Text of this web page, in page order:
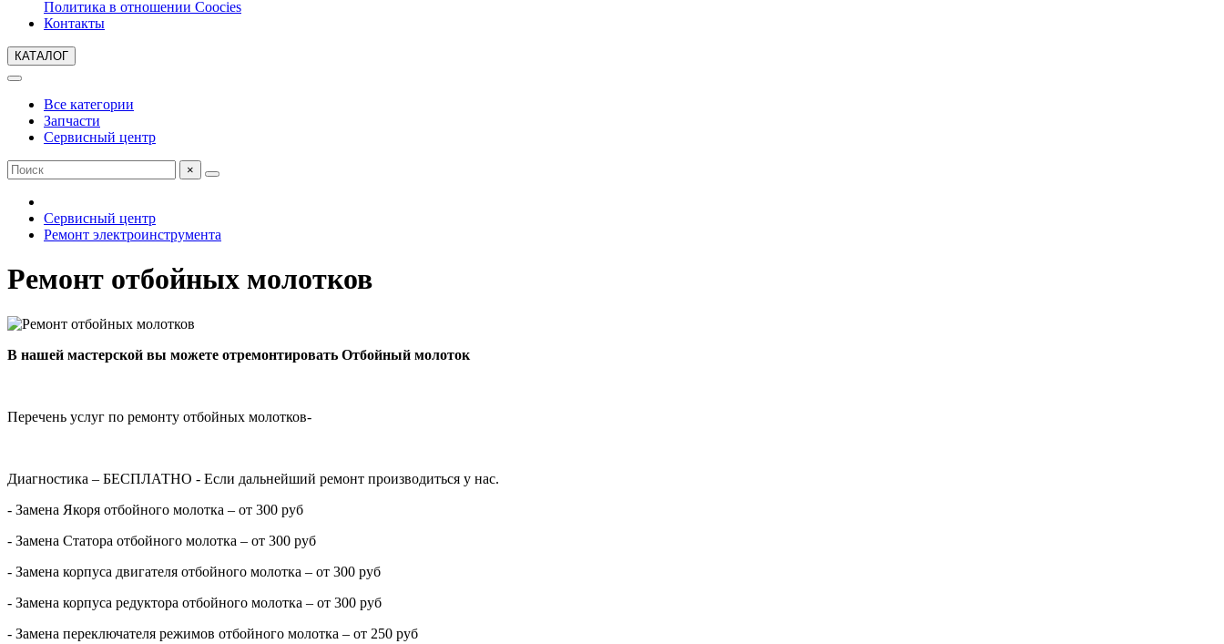
Политика в отношении Coocies
Контакты
КАТАЛОГ
Все категории
Запчасти
Сервисный центр
×
Сервисный центр
Ремонт электроинструмента
Ремонт отбойных молотков
В нашей мастерской вы можете отремонтировать Отбойный молоток
Перечень услуг по ремонту отбойных молотков-
Диагностика – БЕСПЛАТНО - Если дальнейший ремонт производиться у нас.
- Замена Якоря отбойного молотка – от 300 руб
- Замена Статора отбойного молотка – от 300 руб
- Замена корпуса двигателя отбойного молотка – от 300 руб
- Замена корпуса редуктора отбойного молотка – от 300 руб
- Замена переключателя режимов отбойного молотка – от 250 руб